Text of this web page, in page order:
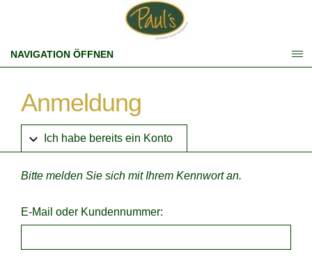
NAVIGATION ÖFFNEN
Anmeldung
Ich habe bereits ein Konto
Bitte melden Sie sich mit Ihrem Kennwort an.
E-Mail oder Kundennummer: